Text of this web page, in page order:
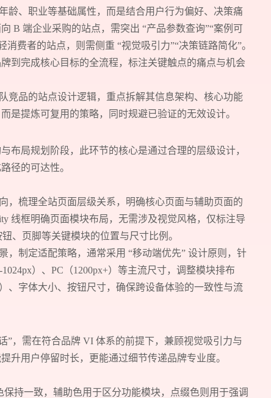
龄、职业等基础属性，而是结合用户行为偏好、决策痛
B 端企业采购的站点，需突出 “产品参数查询”“案例可
费者的站点，则需侧重 “视觉吸引力”“决策链路简化”。
到完成核心目标的全流程，标注关键触点的痛点与机会
竞品的站点设计逻辑，重点拆解其信息架构、核心功能
是提炼可复用的策略，同时规避已验证的无效设计。
布局规划阶段，此环节的核心是通过合理的层级设计，
径的可达性。
，梳理全站页面层级关系，明确核心页面与辅助页面的
线框明确页面模块布局，无需涉及视觉风格，仅标注导
、页脚等关键模块的位置与尺寸比例。
，制定适配策略，通常采用 “移动端优先” 设计原则，针
）、PC（1200px+）等主流尺寸，调整模块排布
、字体大小、按钮尺寸，确保跨设备体验的一致性与流
”，需在符合品牌 VI 体系的前提下，兼顾视觉吸引力与
升用户停留时长，更能通过细节传递品牌专业度。
持一致，辅助色用于区分功能模块，点缀色则用于强调